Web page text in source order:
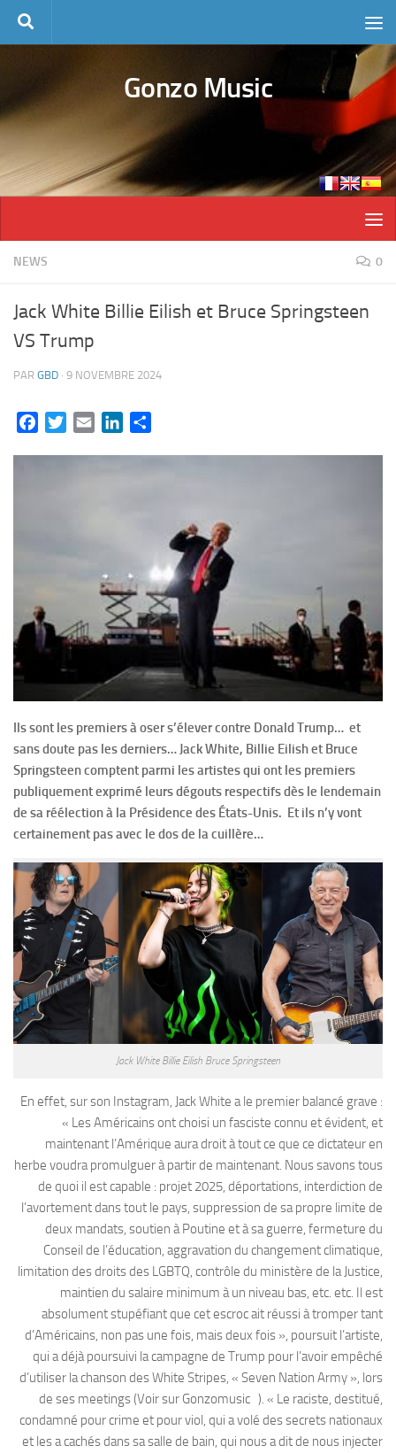
Skip to content
Gonzo Music
NEWS 0
Jack White Billie Eilish et Bruce Springsteen
VS Trump
PAR GBD · 9 NOVEMBRE 2024
FacebookTwitterEmail LinkedIn
Ils sont les premiers à oser s’élever contre Donald Trump… et
sans doute pas les derniers… Jack White, Billie Eilish et Bruce
Springsteen comptent parmi les artistes qui ont les premiers
publiquement exprimé leurs dégouts respectifs dès le lendemain
de sa réélection à la Présidence des États-Unis. Et ils n’y vont
certainement pas avec le dos de la cuillère…
Jack White Billie Eilish Bruce Springsteen
En effet, sur son Instagram, Jack White a le premier balancé grave :
« Les Américains ont choisi un fasciste connu et évident, et
maintenant l’Amérique aura droit à tout ce que ce dictateur en
herbe voudra promulguer à partir de maintenant. Nous savons tous
de quoi il est capable : projet 2025, déportations, interdiction de
l’avortement dans tout le pays, suppression de sa propre limite de
deux mandats, soutien à Poutine et à sa guerre, fermeture du
Conseil de l’éducation, aggravation du changement climatique,
limitation des droits des LGBTQ, contrôle du ministère de la Justice,
maintien du salaire minimum à un niveau bas, etc. etc. Il est
absolument stupéfiant que cet escroc ait réussi à tromper tant
d’Américains, non pas une fois, mais deux fois », poursuit l’artiste,
qui a déjà poursuivi la campagne de Trump pour l’avoir empêché
d’utiliser la chanson des White Stripes, « Seven Nation Army », lors
de ses meetings (Voir sur Gonzomusic ). « Le raciste, destitué,
condamné pour crime et pour viol, qui a volé des secrets nationaux
et les a cachés dans sa salle de bain, qui nous a dit de nous injecter